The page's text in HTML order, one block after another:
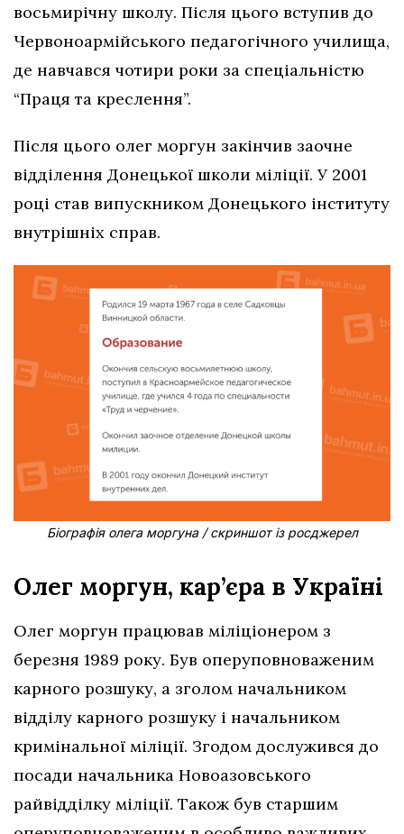
восьмирічну школу. Після цього вступив до
Червоноармійського педагогічного училища,
де навчався чотири роки за спеціальністю
“Праця та креслення”.
Після цього олег моргун закінчив заочне
відділення Донецької школи міліції. У 2001
році став випускником Донецького інституту
внутрішніх справ.
Біографія олега моргуна / скриншот із росджерел
Олег моргун, кар’єра в Україні
Олег моргун працював міліціонером з
березня 1989 року. Був оперуповноваженим
карного розшуку, а зголом начальником
відділу карного розшуку і начальником
кримінальної міліції. Згодом дослужився до
посади начальника Новоазовського
райвідділку міліції. Також був старшим